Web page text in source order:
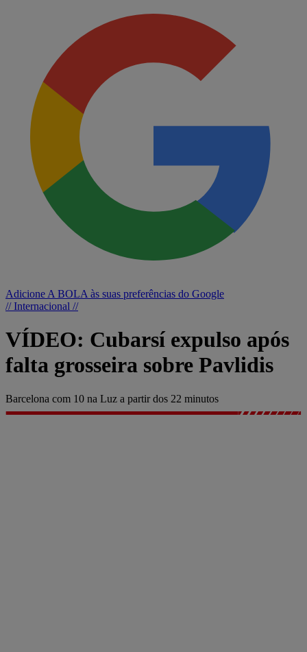
Adicione A BOLA às suas preferências do Google
// Internacional //
VÍDEO: Cubarsí expulso após
falta grosseira sobre Pavlidis
Barcelona com 10 na Luz a partir dos 22 minutos